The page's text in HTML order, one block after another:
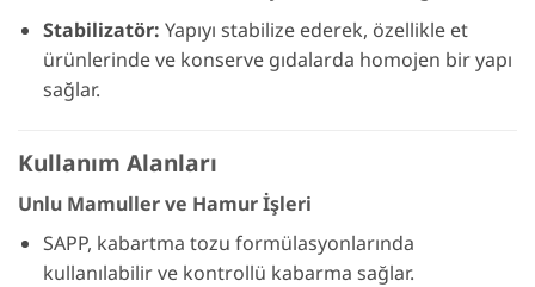
Stabilizatör: Yapıyı stabilize ederek, özellikle et
ürünlerinde ve konserve gıdalarda homojen bir yapı
sağlar.
Kullanım Alanları
Unlu Mamuller ve Hamur İşleri
SAPP, kabartma tozu formülasyonlarında
kullanılabilir ve kontrollü kabarma sağlar.